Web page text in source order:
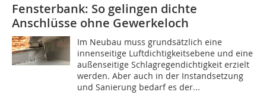
Fensterbank: So gelingen dichte
Anschlüsse ohne Gewerkeloch
Im Neubau muss grundsätzlich eine
innenseitige Luftdichtigkeitsebene und eine
außenseitige Schlagregendichtigkeit erzielt
werden. Aber auch in der Instandsetzung
und Sanierung bedarf es der...